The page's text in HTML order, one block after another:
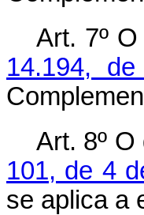
Art. 7º
14.194,
Art. 8º
101, de 4
se aplica a